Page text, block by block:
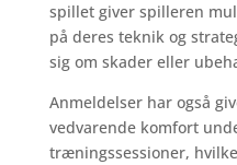
spillet giver spilleren
på deres teknik og
sig om skader eller
Anmeldelser har også
vedvarende komfort
træningssessioner,